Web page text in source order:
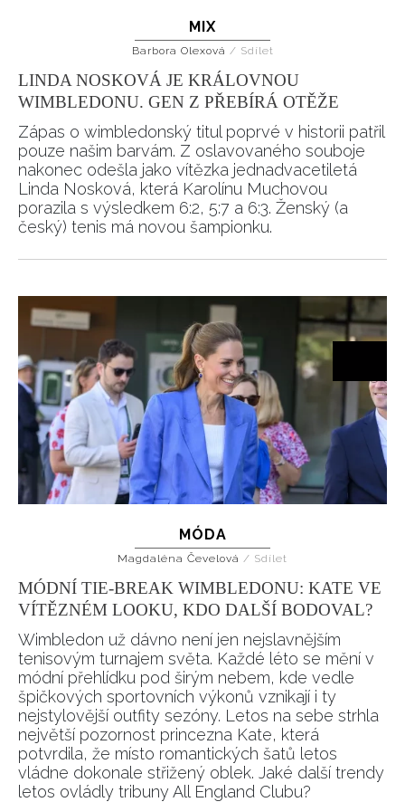
MIX
Barbora Olexová / Sdílet
LINDA NOSKOVÁ JE KRÁLOVNOU
WIMBLEDONU. GEN Z PŘEBÍRÁ OTĚŽE
Zápas o wimbledonský titul poprvé v historii patřil
pouze našim barvám. Z oslavovaného souboje
nakonec odešla jako vítězka jednadvacetiletá
Linda Nosková, která Karolínu Muchovou
porazila s výsledkem 6:2, 5:7 a 6:3. Ženský (a
český) tenis má novou šampionku.
MÓDA
Magdaléna Čevelová / Sdílet
MÓDNÍ TIE-BREAK WIMBLEDONU: KATE VE
VÍTĚZNÉM LOOKU, KDO DALŠÍ BODOVAL?
Wimbledon už dávno není jen nejslavnějším
tenisovým turnajem světa. Každé léto se mění v
módní přehlídku pod širým nebem, kde vedle
špičkových sportovních výkonů vznikají i ty
nejstylovější outfity sezóny. Letos na sebe strhla
největší pozornost princezna Kate, která
potvrdila, že místo romantických šatů letos
vládne dokonale střižený oblek. Jaké další trendy
letos ovládly tribuny All England Clubu?